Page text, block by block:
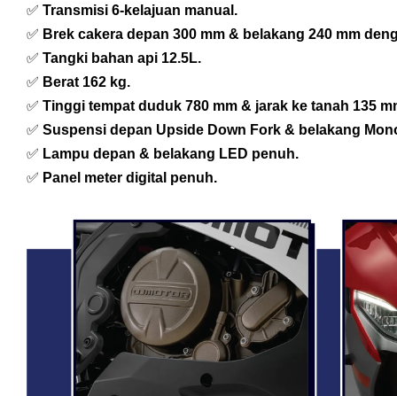
✅ Transmisi 6-kelajuan manual.
✅ Brek cakera depan 300 mm & belakang 240 mm
✅ Tangki bahan api 12.5L.
✅ Berat 162 kg.
✅ Tinggi tempat duduk 780 mm & jarak ke tanah 135
✅ Suspensi depan Upside Down Fork & belakang
✅ Lampu depan & belakang LED penuh.
✅ Panel meter digital penuh.